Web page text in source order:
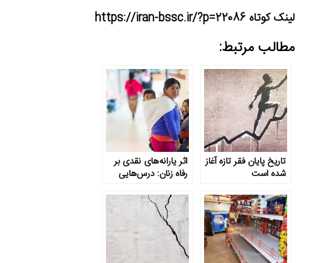
لینک کوتاه https://iran-bssc.ir/?p=22086
مطالب مرتبط:
تاریخ پایان فقر تازه آغاز
شده است
اثر یارانه‌های نقدی بر
رفاه زنان: درس‌هایی
آمریکای لاتین